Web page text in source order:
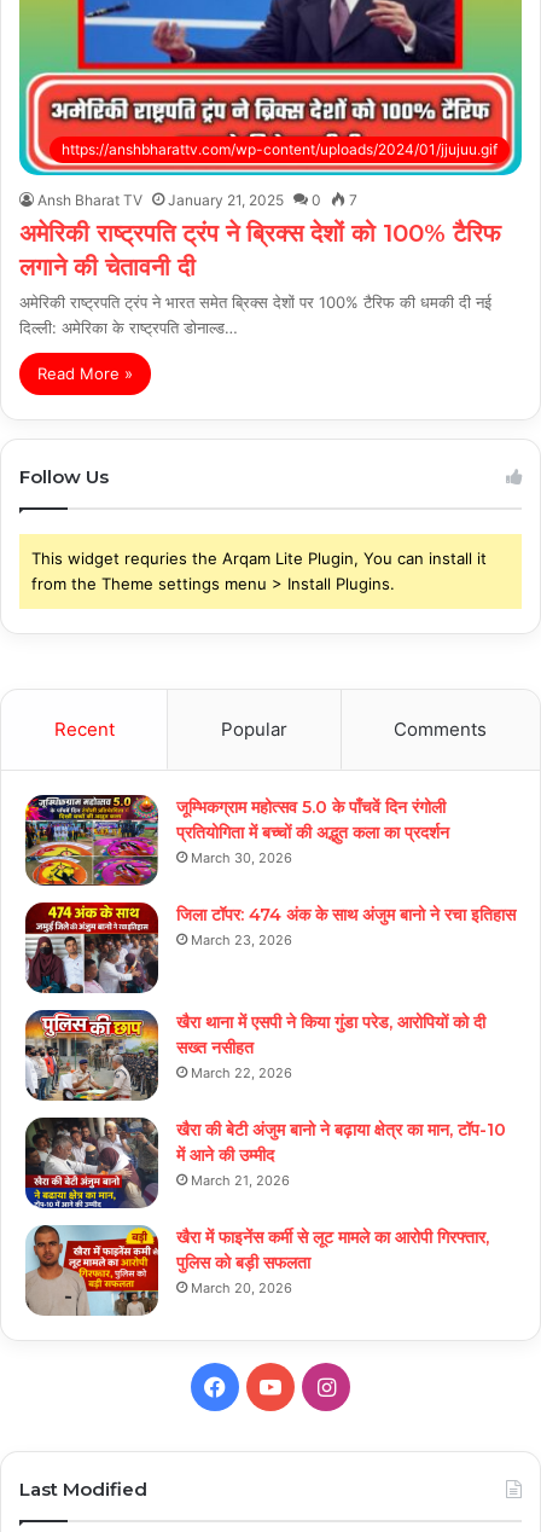
https://anshbharattv.com/wp-content/uploads/2024/01/jjujuu.gif
Ansh Bharat TV January 21, 2025 0 7
अमेरिकी राष्ट्रपति ट्रंप ने ब्रिक्स देशों को 100% टैरिफ
लगाने की चेतावनी दी
अमेरिकी राष्ट्रपति ट्रंप ने भारत समेत ब्रिक्स देशों पर 100% टैरिफ की धमकी दी नई
दिल्ली: अमेरिका के राष्ट्रपति डोनाल्ड…
Read More »
Follow Us
This widget requries the Arqam Lite Plugin, You can install it
from the Theme settings menu > Install Plugins.
Recent Popular Comments
जूम्भिकग्राम महोत्सव 5.0 के पाँचवें दिन रंगोली
प्रतियोगिता में बच्चों की अद्भुत कला का प्रदर्शन
March 30, 2026
जिला टॉपर: 474 अंक के साथ अंजुम बानो ने रचा इतिहास
March 23, 2026
खैरा थाना में एसपी ने किया गुंडा परेड, आरोपियों को दी
सख्त नसीहत
March 22, 2026
खैरा की बेटी अंजुम बानो ने बढ़ाया क्षेत्र का मान, टॉप-10
में आने की उम्मीद
March 21, 2026
खैरा में फाइनेंस कर्मी से लूट मामले का आरोपी गिरफ्तार,
पुलिस को बड़ी सफलता
March 20, 2026
Facebook
YouTubeInstagram
Last Modified